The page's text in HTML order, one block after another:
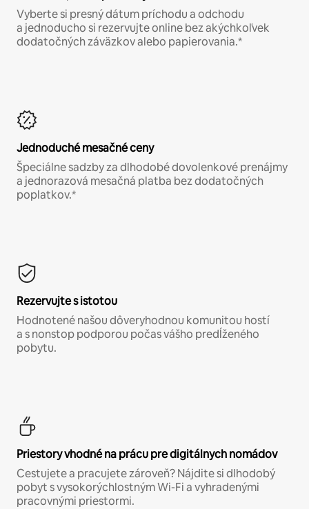
Vyberte si presný dátum príchodu a odchodu
a jednoducho si rezervujte online bez akýchkoľvek
dodatočných záväzkov alebo papierovania.*
Jednoduché mesačné ceny
Špeciálne sadzby za dlhodobé dovolenkové prenájmy
a jednorazová mesačná platba bez dodatočných
poplatkov.*
Rezervujte s istotou
Hodnotené našou dôveryhodnou komunitou hostí
a s nonstop podporou počas vášho predĺženého
pobytu.
Priestory vhodné na prácu pre digitálnych nomádov
Cestujete a pracujete zároveň? Nájdite si dlhodobý
pobyt s vysokorýchlostným Wi-Fi a vyhradenými
pracovnými priestormi.